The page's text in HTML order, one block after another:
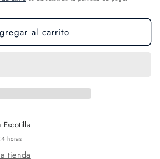
al carrito
Escotilla
horas
tienda